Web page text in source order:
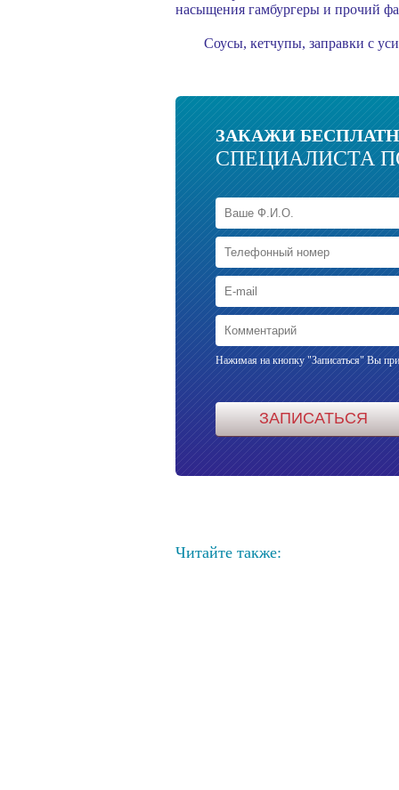
насыщения гамбургеры и прочий
Соусы, кетчупы, заправки с
ЗАКАЖИ
СПЕЦИАЛИСТА
Нажимая на кнопку "Записаться" Вы
Читайте также: